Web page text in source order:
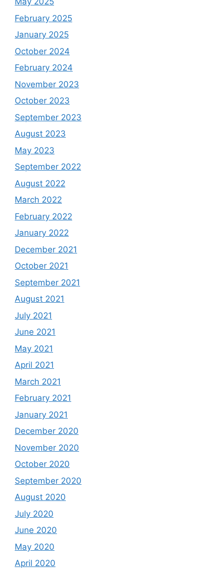
February 2025
January 2025
October 2024
February 2024
November 2023
October 2023
September 2023
August 2023
May 2023
September 2022
August 2022
March 2022
February 2022
January 2022
December 2021
October 2021
September 2021
August 2021
July 2021
June 2021
May 2021
April 2021
March 2021
February 2021
January 2021
December 2020
November 2020
October 2020
September 2020
August 2020
July 2020
June 2020
May 2020
April 2020